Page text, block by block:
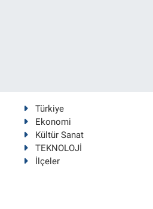
Türkiye
Ekonomi
Kültür Sanat
TEKNOLOJİ
İlçeler